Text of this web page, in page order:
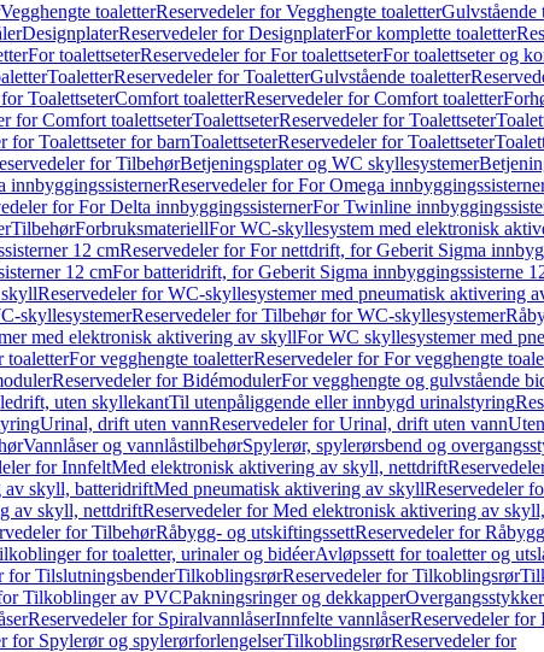
Vegghengte toaletterReservedeler for Vegghengte toaletterGulvstående
DesignplaterReservedeler for DesignplaterFor komplette toaletter
For toalettseterReservedeler for For toalettseterFor toalettseter og
ToaletterReservedeler for ToaletterGulvstående toaletter
ToalettseterComfort toaletterReservedeler for Comfort toaletter
for Comfort toalettseterToalettseterReservedeler for Toalettseter
for Toalettseter for barnToalettseterReservedeler for Toalettseter
for TilbehørBetjeningsplater og WC skyllesystemer
innbyggingssisternerReservedeler for For Omega
for For Delta innbyggingssisternerFor Twinline
TilbehørForbruksmateriellFor WC-skyllesystem med elektronisk
12 cmReservedeler for For nettdrift, for Geberit Sigma
12 cmFor batteridrift, for Geberit Sigma innbyggingssisterne
Reservedeler for WC-skyllesystemer med pneumatisk aktivering
skyllesystemerReservedeler for Tilbehør for WC-skyllesystemer
med elektronisk aktivering av skyllFor WC skyllesystemer med
toaletterFor vegghengte toaletterReservedeler for For vegghengte
Reservedeler for BidémodulerFor vegghengte og gulvstående
uten skyllekantTil utenpåliggende eller innbygd urinalstyring
Urinal, drift uten vannReservedeler for Urinal, drift uten vann
Vannlåser og vannlåstilbehørSpylerør, spylerørsbend og
for InnfeltMed elektronisk aktivering av skyll, nettdrift
av skyll, batteridriftMed pneumatisk aktivering av skyllReservedeler
av skyll, nettdriftReservedeler for Med elektronisk aktivering av
for TilbehørRåbygg- og utskiftingssettReservedeler for
for toaletter, urinaler og bidéerAvløpssett for toaletter og
for TilslutningsbenderTilkoblingsrørReservedeler for Tilkoblingsrør
Tilkoblinger av PVCPakningsringer og dekkapper
Reservedeler for SpiralvannlåserInnfelte vannlåserReservedeler for
for Spylerør og spylerørforlengelserTilkoblingsrørReservedeler for